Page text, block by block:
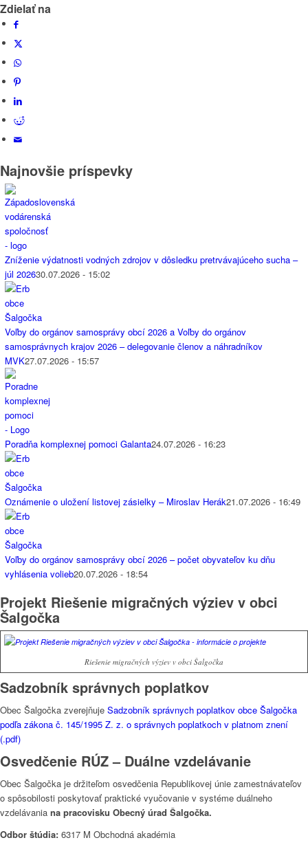
Zdielať na
Najnovšie príspevky
Zníženie výdatnosti vodných zdrojov v dôsledku pretrvávajúceho sucha –
júl 202630.07.2026 - 15:02
Voľby do orgánov samosprávy obcí 2026 a Voľby do orgánov
samosprávnych krajov 2026 – delegovanie členov a náhradníkov
MVK27.07.2026 - 15:57
Poradňa komplexnej pomoci Galanta24.07.2026 - 16:23
Oznámenie o uložení listovej zásielky – Miroslav Herák21.07.2026 - 16:49
Voľby do orgánov samosprávy obcí 2026 – počet obyvateľov ku dňu
vyhlásenia volieb20.07.2026 - 18:54
Projekt Riešenie migračných výziev v obci
Šalgočka
Riešenie migračných výziev v obci Šalgočka
Sadzobník správnych poplatkov
Obec Šalgočka zverejňuje Sadzobník správnych poplatkov obce Šalgočka
podľa zákona č. 145/1995 Z. z. o správnych poplatkoch v platnom znení
(.pdf)
Osvedčenie RÚZ – Duálne vzdelávanie
Obec Šalgočka je držiteľom osvedčenia Republikovej únie zamestnávateľov
o spôsobilosti poskytovať praktické vyučovanie v systéme duálneho
vzdelávania na pracovisku Obecný úrad Šalgočka.
Odbor štúdia: 6317 M Obchodná akadémia